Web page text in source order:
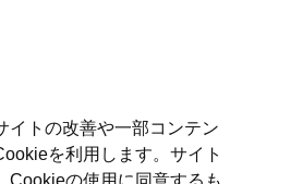
イトの改善や一部コンテン
を利用します。サイト
Cookieの使用に同意するも